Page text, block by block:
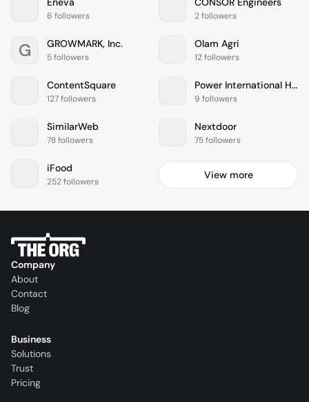
6 followers 2 followers
G GROWMARK, Inc.
5 followers
Olam Agri
12 followers
ContentSquare
127 followers
Power International Holding
9 followers
SimilarWeb
78 followers
Nextdoor
75 followers
iFood
252 followers
View more
Company
About
Contact
Blog
Business
Solutions
Trust
Pricing